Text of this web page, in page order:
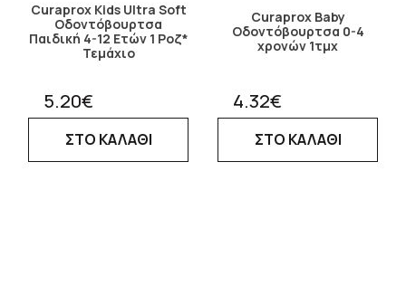
Curaprox Kids Ultra Soft
Οδοντόβουρτσα
Παιδική 4-12 Ετών 1 Ροζ*
Τεμάχιο
5.20€
ΣΤΟ ΚΑΛΑΘΙ
Curaprox Baby
Οδοντόβουρτσα 0-4
χρονών 1τμχ
4.32€
ΣΤΟ ΚΑΛΑΘΙ